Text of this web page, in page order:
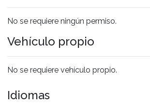
No se requiere ningún permiso.
Vehículo propio
No se requiere vehículo propio.
Idiomas